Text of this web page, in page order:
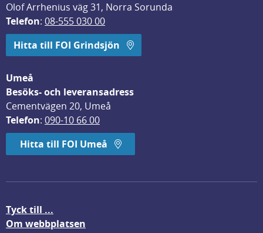
Olof Arrhenius väg 31, Norra Sorunda
Telefon: 08-555 030 00
Hitta till FOI Grindsjön
Umeå
Besöks- och leveransadress
Cementvägen 20, Umeå
Telefon: 090-10 66 00
Hitta till FOI Umeå
Tyck till ...
Om webbplatsen